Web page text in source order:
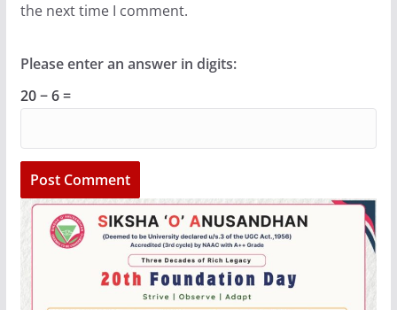
the next time I comment.
Please enter an answer in digits:
20 − 6 =